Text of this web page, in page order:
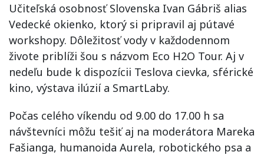
Učiteľská osobnosť Slovenska Ivan Gábriš alias
Vedecké okienko, ktorý si pripravil aj pútavé
workshopy. Dôležitosť vody v každodennom
živote priblíži šou s názvom Eco H2O Tour. Aj v
nedeľu bude k dispozícii Teslova cievka, sférické
kino, výstava ilúzií a SmartLaby.
Počas celého víkendu od 9.00 do 17.00 h sa
návštevníci môžu tešiť aj na moderátora Mareka
Fašianga, humanoida Aurela, robotického psa a